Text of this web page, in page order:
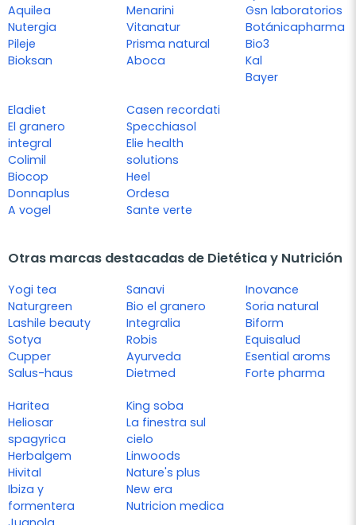
Aquilea
Nutergia
Pileje
Bioksan
Menarini
Vitanatur
Prisma natural
Aboca
Gsn laboratorios
Botánicapharma
Bio3
Kal
Bayer
Eladiet
El granero
integral
Colimil
Biocop
Donnaplus
A vogel
Casen recordati
Specchiasol
Elie health
solutions
Heel
Ordesa
Sante verte
Otras marcas destacadas de Dietética y Nutrición
Yogi tea
Naturgreen
Lashile beauty
Sotya
Cupper
Salus-haus
Sanavi
Bio el granero
Integralia
Robis
Ayurveda
Dietmed
Inovance
Soria natural
Biform
Equisalud
Esential aroms
Forte pharma
Haritea
Heliosar
spagyrica
Herbalgem
Hivital
Ibiza y
formentera
King soba
La finestra sul
cielo
Linwoods
Nature's plus
New era
Nutricion medica